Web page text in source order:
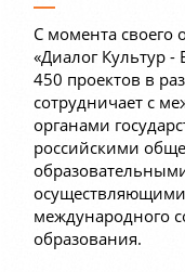
С момента своего
«Диалог Культур
450 проектов в
сотрудничает с
органами
российскими
осуществляющими
международного
образования.